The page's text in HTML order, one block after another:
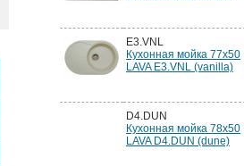
E3.VNL
Кухонная мойка 77x50
LAVA E3.VNL (vanilla)
D4.DUN
Кухонная мойка 78x50
LAVA D4.DUN (dune)